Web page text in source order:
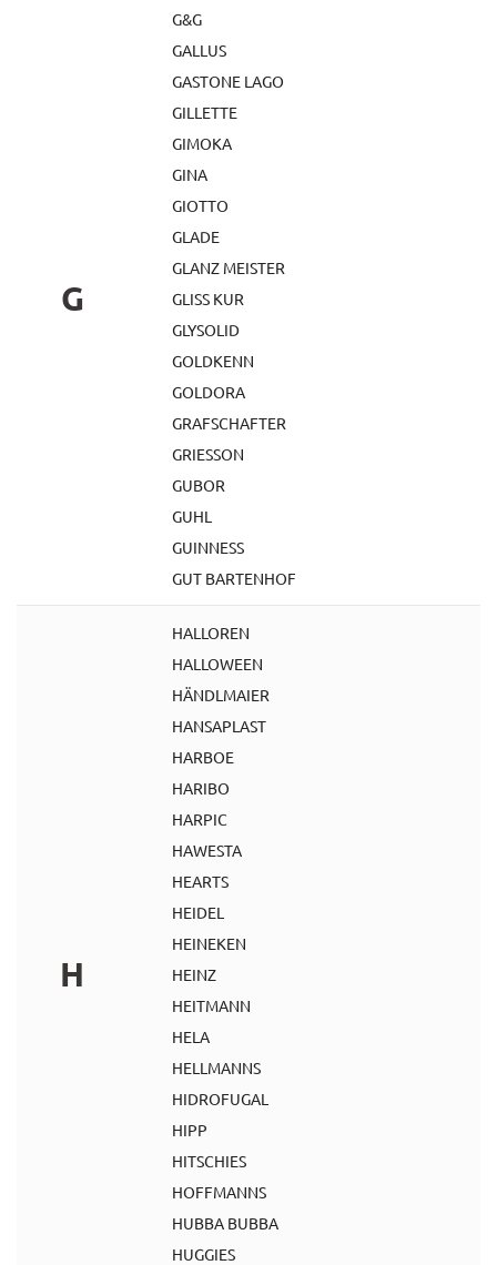
G
G&G
GALLUS
GASTONE LAGO
GILLETTE
GIMOKA
GINA
GIOTTO
GLADE
GLANZ MEISTER
GLISS KUR
GLYSOLID
GOLDKENN
GOLDORA
GRAFSCHAFTER
GRIESSON
GUBOR
GUHL
GUINNESS
GUT BARTENHOF
H
HALLOREN
HALLOWEEN
HÄNDLMAIER
HANSAPLAST
HARBOE
HARIBO
HARPIC
HAWESTA
HEARTS
HEIDEL
HEINEKEN
HEINZ
HEITMANN
HELA
HELLMANNS
HIDROFUGAL
HIPP
HITSCHIES
HOFFMANNS
HUBBA BUBBA
HUGGIES